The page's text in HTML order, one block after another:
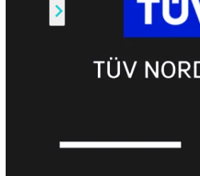
bekijken
EssentialsFortiCare